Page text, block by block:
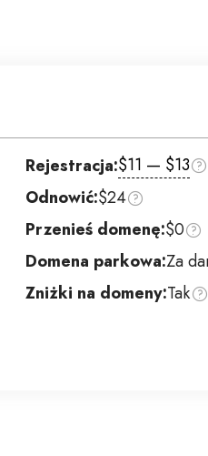
Rejestracja:$11 — $13
Odnowić:$24
Przenieś domenę:$0
Domena parkowa:Za
Zniżki na domeny:Tak